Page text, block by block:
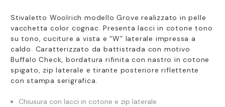
Stivaletto Woolrich modello Grove realizzato in pelle
vacchetta color cognac. Presentalacci in cotone tono
su tono, cuciture a vista e “W” laterale impressa a
caldo. Caratterizzato da battistrada con motivo
Buffalo Check, bordatura rifinita con nastro in cotone
spigato, zip laterale e tirante posteriore riflettente
con stampa serigrafica.
Chiusura con lacci in cotone e zip laterale